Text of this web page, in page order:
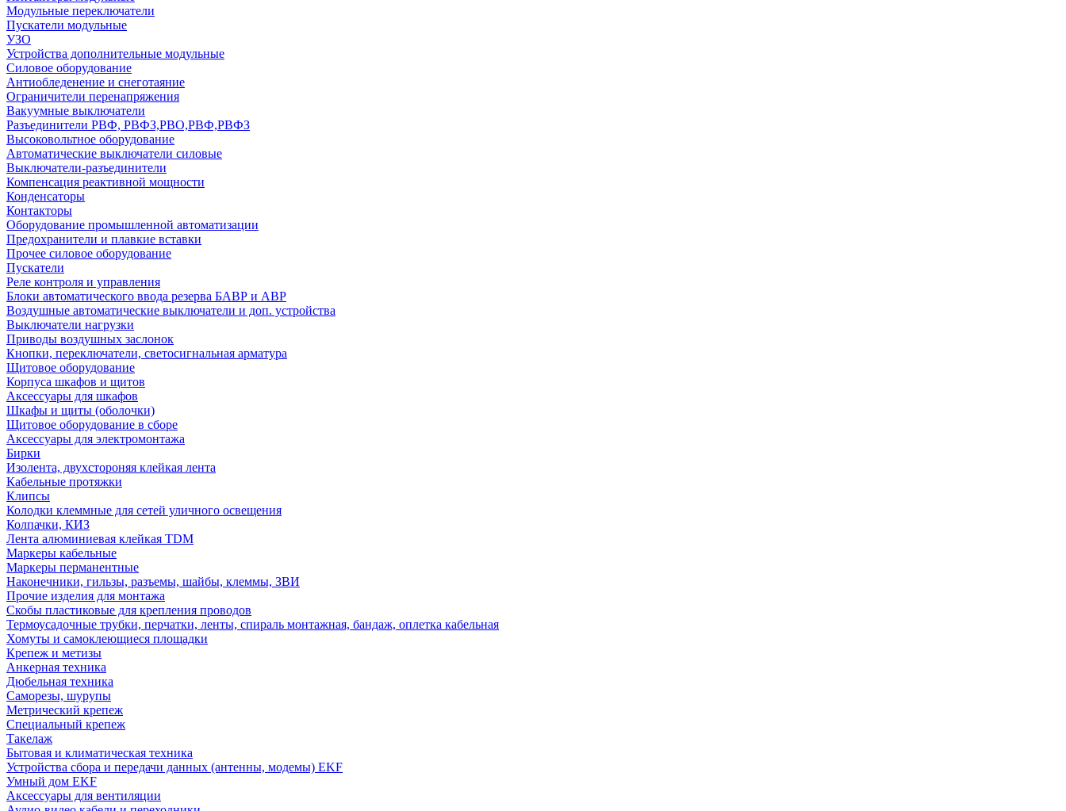
Модульные переключатели
Пускатели модульные
УЗО
Устройства дополнительные модульные
Силовое оборудование
Антиобледенение и снеготаяние
Ограничители перенапряжения
Вакуумные выключатели
Разъединители РВФ, РВФЗ,РВО,РВФ,РВФЗ
Высоковольтное оборудование
Автоматические выключатели cиловые
Выключатели-разъединители
Компенсация реактивной мощности
Конденсаторы
Контакторы
Оборудование промышленной автоматизации
Предохранители и плавкие вставки
Прочее силовое оборудование
Пускатели
Реле контроля и управления
Блоки автоматического ввода резерва БАВР и АВР
Воздушные автоматические выключатели и доп. устройства
Выключатели нагрузки
Приводы воздушных заслонок
Кнопки, переключатели, светосигнальная арматура
Щитовое оборудование
Корпуса шкафов и щитов
Аксессуары для шкафов
Шкафы и щиты (оболочки)
Щитовое оборудование в сборе
Аксессуары для электромонтажа
Бирки
Изолента, двухстороняя клейкая лента
Кабельные протяжки
Клипсы
Колодки клеммные для сетей уличного освещения
Колпачки, КИЗ
Лента алюминиевая клейкая TDM
Маркеры кабельные
Маркеры перманентные
Наконечники, гильзы, разъемы, шайбы, клеммы, ЗВИ
Прочие изделия для монтажа
Скобы пластиковые для крепления проводов
Термоусадочные трубки, перчатки, ленты, спираль монтажная, бандаж, оплетка кабельная
Хомуты и самоклеющиеся площадки
Крепеж и метизы
Анкерная техника
Дюбельная техника
Саморезы, шурупы
Метрический крепеж
Специальный крепеж
Такелаж
Бытовая и климатическая техника
Устройства сбора и передачи данных (антенны, модемы) EKF
Умный дом EKF
Аксессуары для вентиляции